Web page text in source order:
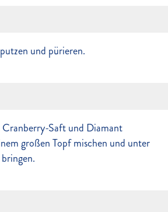
und pürieren.
Saft und Diamant
großen Topf mischen und unter